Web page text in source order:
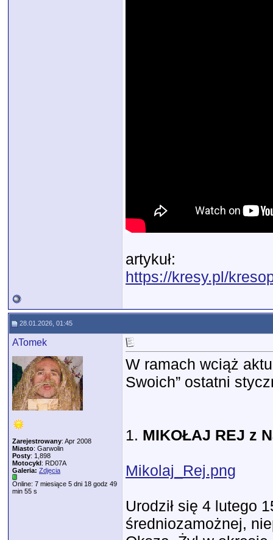
artykuł:
https://kresy.pl/
28.01.2026, 01:45
ATomek
Zarejestrowany: Apr 2008
Miasto: Garwolin
Posty: 1,898
Motocykl: RD07A
Galeria: Zdjęcia
Online: 7 miesiące 5 dni 18 godz 49
min 55 s
W ramach wciąż
Swoich” ostatni
1. MIKOŁAJ REJ z
Mikolaj_Rej.png
Urodził się 4 lutego
średniozamożnej,